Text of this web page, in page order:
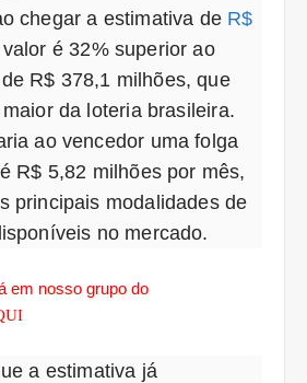
chegar a estimativa de R$
é 32% superior ao
R$ 378,1 milhões, que
da loteria brasileira.
ao vencedor uma folga
R$ 5,82 milhões por mês,
principais modalidades de
no mercado.
em nosso grupo do
a estimativa já